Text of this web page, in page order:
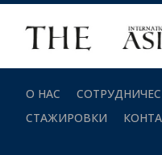
О НАС
СТАЖИРОВКИ